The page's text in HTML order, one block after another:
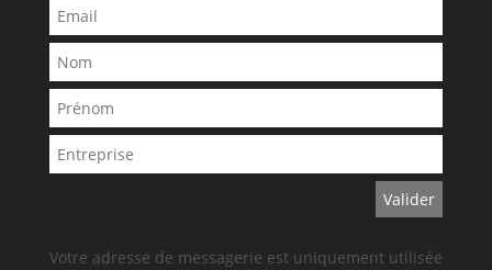
Votre adresse de messagerie est uniquement utilisée